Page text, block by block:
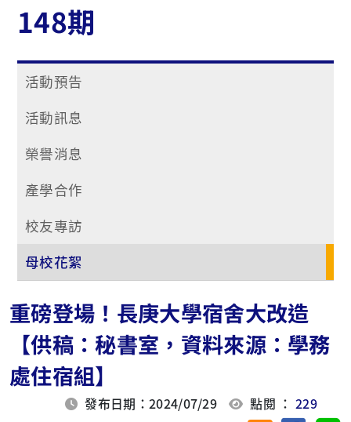
148期
活動預告
活動訊息
榮譽消息
產學合作
校友專訪
母校花絮
重磅登場！長庚大學宿舍大改造
【供稿：秘書室，資料來源：學務
處住宿組】
發布日期：2024/07/29 點閱 ：229